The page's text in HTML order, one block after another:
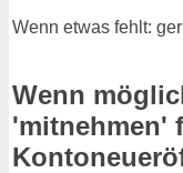
Wenn etwas fehlt:
Wenn
'mitnehmen'